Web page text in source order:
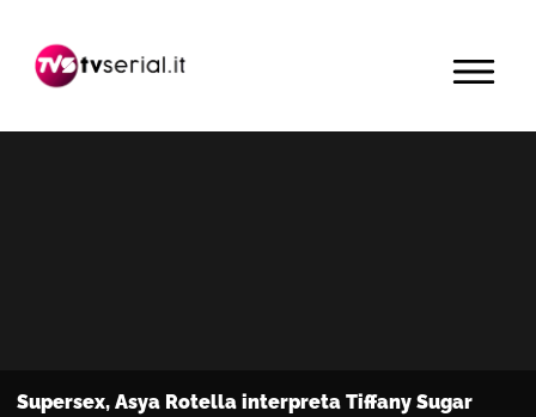
navigazione
contenuto
barra
primaria
MENU
Supersex, Asya Rotella interpreta Tiffany Sugar